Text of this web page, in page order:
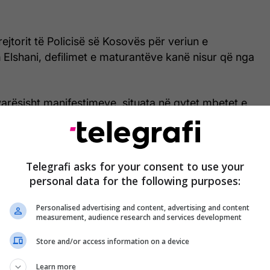
të Policisë së Kosovës për veriun e
defilimet e maturantëve kanë nisur që nga
manifestimeve, situata në qytet mbetet e
kemi defilime të maturantëve, e besoj edhe
Situata është e qetë”, deklaroi Elshani për
nga veriu i Mitrovicës raporton se një pjesë e
pranë shtatores së “Car Llazarit”, ku kanë
është Serbi”. /Telegrafi/
Telegrafi asks for your consent to use your
personal data for the following purposes:
Personalised advertising and content, advertising and content
measurement, audience research and services development
Store and/or access information on a device
Learn more